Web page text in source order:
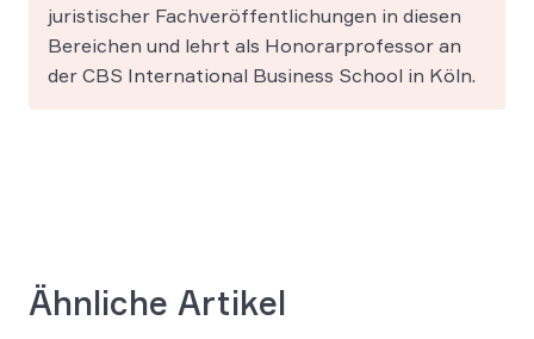
juristischer Fachveröffentlichungen in diesen
Bereichen und lehrt als Honorarprofessor an
der CBS International Business School in Köln.
Ähnliche Artikel